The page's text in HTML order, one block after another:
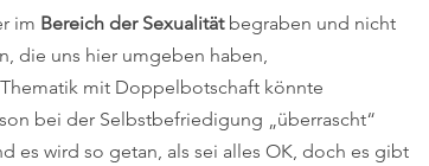
im Bereich der Sexualität begraben und nicht
die uns hier umgeben haben,
mit Doppelbotschaft könnte
bei der Selbstbefriedigung „überrascht“
es wird so getan, als sei alles OK, doch es gibt